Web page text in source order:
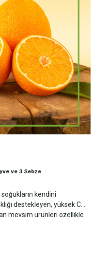
ve 3 Sebze
kendini
destekleyen, yüksek C
mevsim ürünleri özellikle
Kasım Ayı Meyveleri